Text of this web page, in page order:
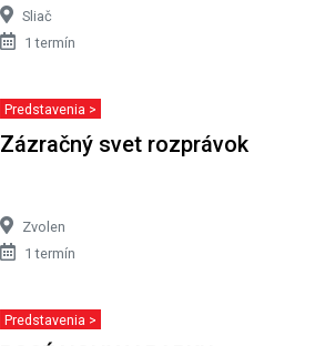
Sliač
1 termín
Predstavenia >
Zázračný svet rozprávok
Zvolen
1 termín
Predstavenia >